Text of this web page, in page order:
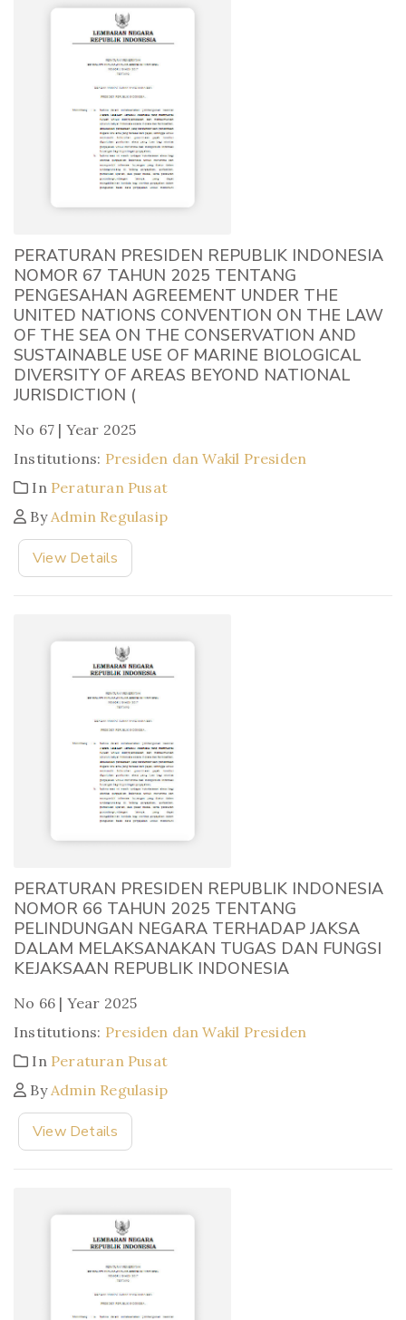
PERATURAN PRESIDEN REPUBLIK INDONESIA
NOMOR 67 TAHUN 2025 TENTANG
PENGESAHAN AGREEMENT UNDER THE
UNITED NATIONS CONVENTION ON THE LAW
OF THE SEA ON THE CONSERVATION AND
SUSTAINABLE USE OF MARINE BIOLOGICAL
DIVERSITY OF AREAS BEYOND NATIONAL
JURISDICTION (
No 67 | Year 2025
Institutions: Presiden dan Wakil Presiden
In Peraturan Pusat
ByAdmin Regulasip
View Details
PERATURAN PRESIDEN REPUBLIK INDONESIA
NOMOR 66 TAHUN 2025 TENTANG
PELINDUNGAN NEGARA TERHADAP JAKSA
DALAM MELAKSANAKAN TUGAS DAN FUNGSI
KEJAKSAAN REPUBLIK INDONESIA
No 66 | Year 2025
Institutions: Presiden dan Wakil Presiden
In Peraturan Pusat
ByAdmin Regulasip
View Details